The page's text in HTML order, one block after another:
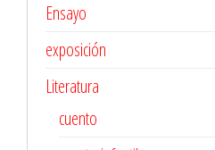
Ensayo
exposición
Literatura
cuento